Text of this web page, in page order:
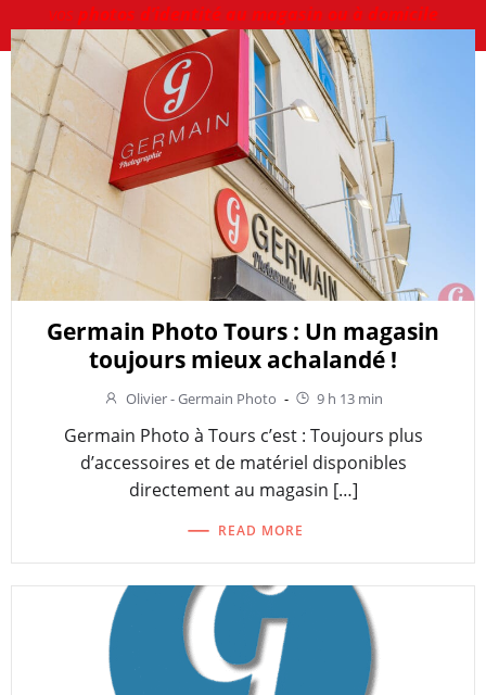
vos photos d’identité au magasin ou à domicile
Germain Photo Tours : Un magasin
toujours mieux achalandé !
Olivier - Germain Photo - 9 h 13 min
Germain Photo à Tours c’est : Toujours plus
d’accessoires et de matériel disponibles
directement au magasin […]
READ MORE